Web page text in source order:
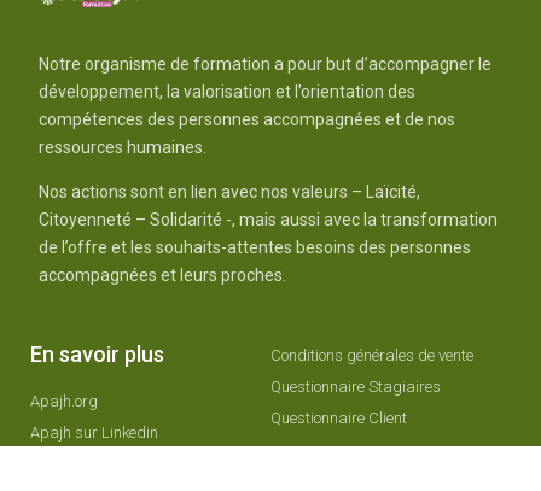
Notre organisme de formation a pour but d’accompagner le
développement, la valorisation et l’orientation des
compétences des personnes accompagnées et de nos
ressources humaines.
Nos actions sont en lien avec nos valeurs – Laïcité,
Citoyenneté – Solidarité -, mais aussi avec la transformation
de l’offre et les souhaits-attentes besoins des personnes
accompagnées et leurs proches.
En savoir plus
Apajh.org
Apajh sur Linkedin
Conditions générales de vente
Questionnaire Stagiaires
Questionnaire Client